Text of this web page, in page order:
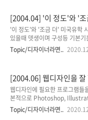
어떻게 만..
체성은 무엇인가? 과연 여타의
자이너만의 정체성이나 특성,
수 있을까? 디자이너라는 직업
션디자이너, 출판디자이너, 인테
디자이너, 웹디자이너 등등의 무
아직 그렇지 못하다. 그렇다보
[2004.04] '이 정도'와 '
이 생각해 볼 글입니다.
'이 정도'와 '조금 더' 미국유학
있을때 뎃생이며 구성등 기본
밀묘사 등 뭐든 손으로 표현하는
더 자신있었던 저는 미국에서의
나이 많으신 할머니이셨고, 학
를 막 졸업한 미국인이었습니다
를 놓고, 3시간 동안 그리는 것
서 배운데로, 모든 뎃생기법을
가기 시작했습니다. 한참동안 그
Topic/디자이너라면..
[2004.06] 웹디자인을 잘
필수
웹디자인에 필요한 프로그램들
본적으로 Photoshop,
Flash등 웹디자인에 필요한 프
니다. 아무리 디자인 능력이 뛰
Topic/디자이너라면..